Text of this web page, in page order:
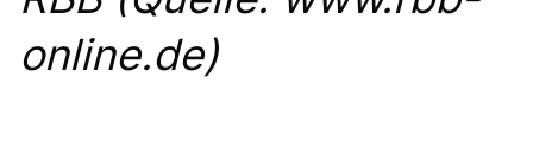
MEIN WAHLKREIS
online.de)